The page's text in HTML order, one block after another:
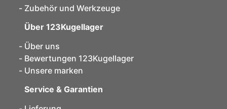
Zubehör und Werkzeuge
Über 123Kugellager
Über uns
Bewertungen 123Kugellager
Unsere marken
Service & Garantien